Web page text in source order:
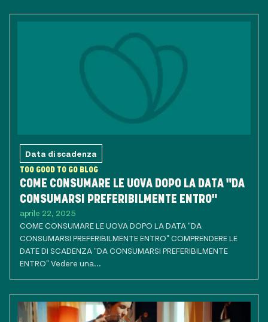
Data di scadenza
TOO GOOD TO GO BLOG
COME CONSUMARE LE UOVA DOPO LA DATA "DA
CONSUMARSI PREFERIBILMENTE ENTRO"
aprile 22, 2025
COME CONSUMARE LE UOVA DOPO LA DATA "DA
CONSUMARSI PREFERIBILMENTE ENTRO" COMPRENDERE LE
DATE DI SCADENZA "DA CONSUMARSI PREFERIBILMENTE
ENTRO" Vedere una...